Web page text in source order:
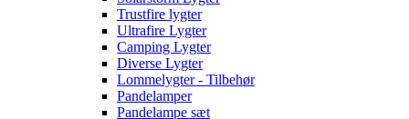
Trustfire lygter
Ultrafire Lygter
Camping Lygter
Diverse Lygter
Lommelygter - Tilbehør
Pandelamper
Pandelampe sæt